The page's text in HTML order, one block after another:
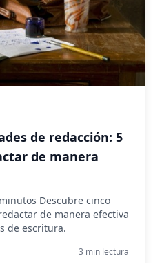
de redacción: 5
de manera
Descubre cinco
de manera efectiva
de escritura.
3 min lectura